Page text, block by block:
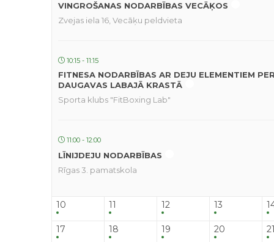
VINGROŠANAS NODARBĪBAS VECĀĶOS
Zvejas iela 16, Vecāķu peldvieta
10:15 - 11:15
FITNESA NODARBĪBAS AR DEJU ELEMENTIEM
DAUGAVAS LABAJĀ KRASTĀ
Sporta klubs "FitBoxing Lab"
11:00 - 12:00
LĪNIJDEJU NODARBĪBAS
Rīgas 3. pamatskola
10 11 12 13
17 18 19 20